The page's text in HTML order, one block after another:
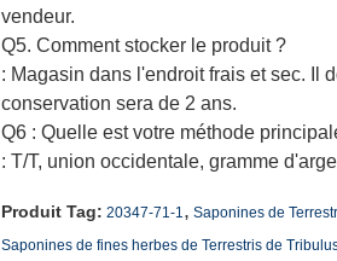
vendeur.
Q5. Comment stocker le produit ?
: Magasin dans l'endroit frais et sec. Il
conservation sera de 2 ans.
Q6 : Quelle est votre méthode
: T/T, union occidentale, gramme
Produit Tag: 20347-71-1, Saponines de
Saponines de fines herbes de Terrestris de